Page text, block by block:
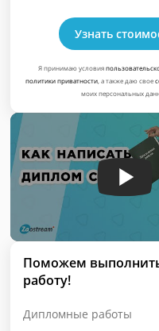
Узнать
Я принимаю условия
политики приватности, а также даю свое
моих персональных
Поможем
работу!
Дипломные работы